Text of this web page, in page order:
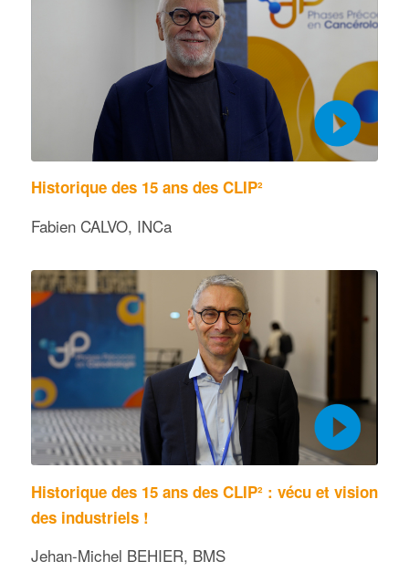
Historique des 15 ans des CLIP²
Fabien CALVO, INCa
Historique des 15 ans des CLIP² : vécu et vision
des industriels !
Jehan-Michel BEHIER, BMS